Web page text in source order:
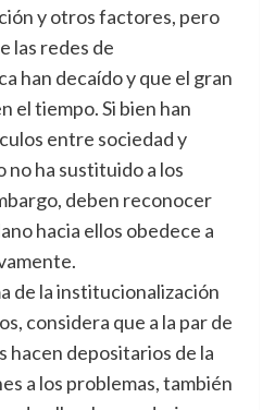
y otros factores, pero
las redes de
han decaído y que el gran
el tiempo. Si bien han
entre sociedad y
ha sustituido a los
deben reconocer
hacia ellos obedece a
de la institucionalización
considera que a la par de
hacen depositarios de la
a los problemas, también